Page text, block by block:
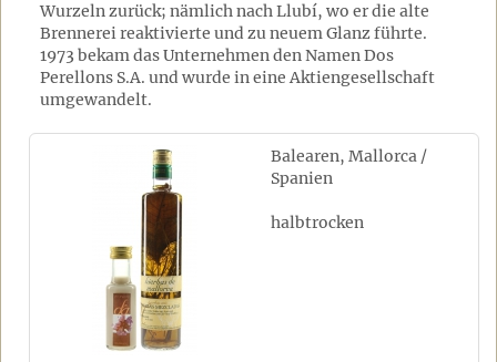
Wurzeln zurück; nämlich nach Llubí, wo er die alte
Brennerei reaktivierte und zu neuem Glanz führte.
1973 bekam das Unternehmen den Namen Dos
Perellons S.A. und wurde in eine Aktiengesellschaft
umgewandelt.
Balearen, Mallorca /
Spanien
halbtrocken